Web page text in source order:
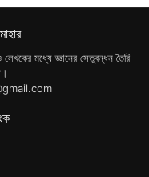
মধ্যে জ্ঞানের সেতুবন্ধন তৈরি